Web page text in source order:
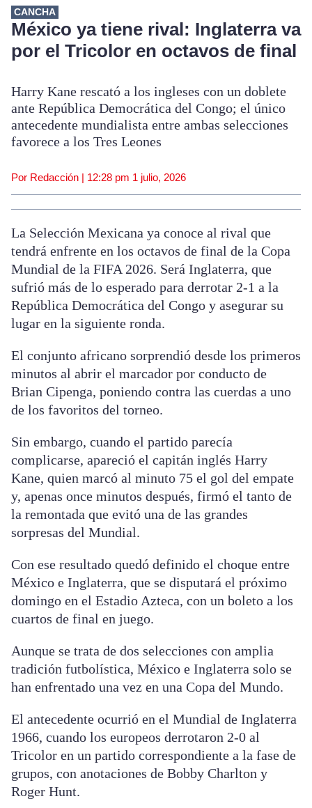
CANCHA
México ya tiene rival: Inglaterra va
por el Tricolor en octavos de final
Harry Kane rescató a los ingleses con un doblete
ante República Democrática del Congo; el único
antecedente mundialista entre ambas selecciones
favorece a los Tres Leones
Por Redacción | 12:28 pm 1 julio, 2026
La Selección Mexicana ya conoce al rival que
tendrá enfrente en los octavos de final de la Copa
Mundial de la FIFA 2026. Será Inglaterra, que
sufrió más de lo esperado para derrotar 2-1 a la
República Democrática del Congo y asegurar su
lugar en la siguiente ronda.
El conjunto africano sorprendió desde los primeros
minutos al abrir el marcador por conducto de
Brian Cipenga, poniendo contra las cuerdas a uno
de los favoritos del torneo.
Sin embargo, cuando el partido parecía
complicarse, apareció el capitán inglés Harry
Kane, quien marcó al minuto 75 el gol del empate
y, apenas once minutos después, firmó el tanto de
la remontada que evitó una de las grandes
sorpresas del Mundial.
Con ese resultado quedó definido el choque entre
México e Inglaterra, que se disputará el próximo
domingo en el Estadio Azteca, con un boleto a los
cuartos de final en juego.
Aunque se trata de dos selecciones con amplia
tradición futbolística, México e Inglaterra solo se
han enfrentado una vez en una Copa del Mundo.
El antecedente ocurrió en el Mundial de Inglaterra
1966, cuando los europeos derrotaron 2-0 al
Tricolor en un partido correspondiente a la fase de
grupos, con anotaciones de Bobby Charlton y
Roger Hunt.